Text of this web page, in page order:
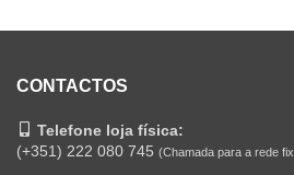
CONTACTOS
Telefone loja física:
(+351) 222 080 745 (Chamada para a rede